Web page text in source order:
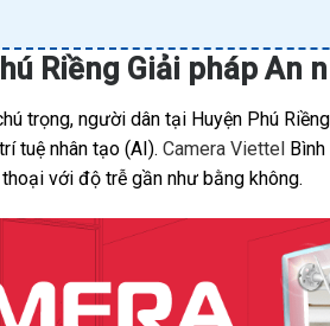
Riềng Giải pháp An
trọng, người dân tại Huyện Phú
tuệ nhân tạo (AI). Camera Viettel
với độ trễ gần như bằng không.